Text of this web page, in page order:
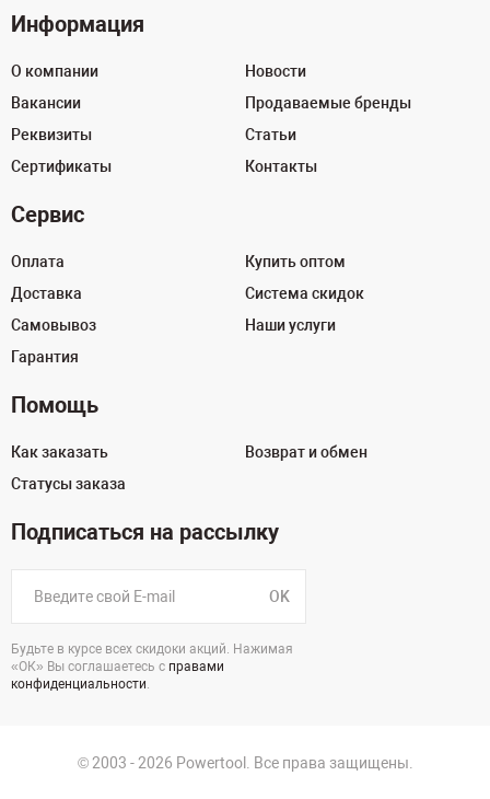
Информация
О компании
Вакансии
Реквизиты
Сертификаты
Новости
Продаваемые бренды
Статьи
Контакты
Сервис
Оплата
Доставка
Самовывоз
Гарантия
Купить оптом
Система скидок
Наши услуги
Помощь
Как заказать
Статусы заказа
Возврат и обмен
Подписаться на рассылку
OK
Будьте в курсе всех скидоки акций. Нажимая
«ОК» Вы соглашаетесь с правами
конфиденциальности.
© 2003 - 2026 Powertool. Все права защищены.